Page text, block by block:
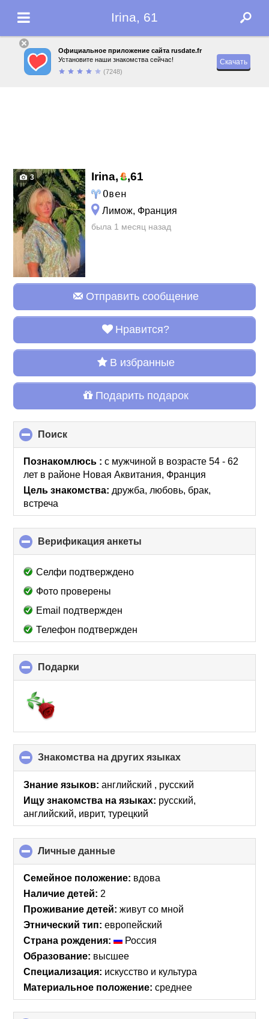
Irina, 61
Официальное приложение сайта rusdate.fr
Установите наши знакомства сейчас!
(7248)
Скачать
3 Irina, ,61
Овен
Лимож, Франция
была 1 месяц назад
Отправить сообщение
Нравится?
В избранные
Подарить подарок
Поиск
to
collapse
contents
Познакомлюсь :с мужчиной в возрасте 54 - 62
лет в районе Новая Аквитания, Франция
Цель знакомства: дружба, любовь, брак,
встреча
Верификация анкеты
to
Селфи подтверждено
Фото проверены
Email подтвержден
Телефон подтвержден
Подарки
to
Знакомства на других языках
to
collapse
Знание языков: английский , русский
Ищу знакомства на языках: русский,
английский, иврит, турецкий
Личные данные
to
collapse
Семейное положение: вдова
Наличие детей: 2
Проживание детей: живут со мной
Этнический тип: европейский
Страна рождения:
Россия
Образование: высшее
Специализация: искусство и культура
Материальное положение: среднее